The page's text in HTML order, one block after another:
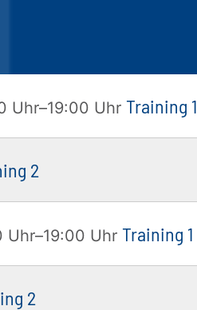
Uhr–19:00 Uhr Training 1
2
Uhr–19:00 Uhr Training 1
2